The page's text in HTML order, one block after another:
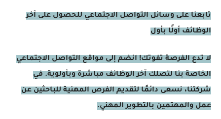
تابعنا على وسائل التواصل الاجتماعي للحصول على آخر
الوظائف أولًا بأول
لا تدع الفرصة تفوتك! انضم إلى مواقع التواصل الاجتماعي
الخاصة بنا لتصلك آخر الوظائف مباشرة وبأولوية. في
شركتنا، نسعى دائمًا لتقديم الفرص المهنية للباحثين عن
عمل والمهتمين بالتطوير المهني.